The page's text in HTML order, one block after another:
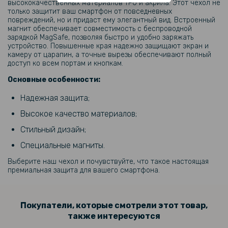
239 грн
299 грн
Гидрогелевая пленка iNobi Matte для Google Pixel 9 Pro, Матовая
319 грн
399 грн
Гидрогелевая пленка iNobi Privacy Matte для Google Pixel 9 Pro
(Антишпион)
299 грн
Гидрогелевая пленка iNobi Matte для Google Pixel 9 на заднюю
панель, Матовая
199 грн
высококачественных материалов TPU и акрила. Этот чехол не
только защитит ваш смартфон от повседневных
повреждений, но и придаст ему элегантный вид. Встроенный
магнит обеспечивает совместимость с беспроводной
зарядкой MagSafe, позволяя быстро и удобно заряжать
устройство. Повышенные края надежно защищают экран и
камеру от царапин, а точные вырезы обеспечивают полный
доступ ко всем портам и кнопкам.
Основные особенности:
Надежная защита;
Высокое качество материалов;
Стильный дизайн;
Специальные магниты.
Выберите наш чехол и почувствуйте, что такое настоящая
премиальная защита для вашего смартфона.
Покупатели, которые смотрели этот товар,
также интересуются